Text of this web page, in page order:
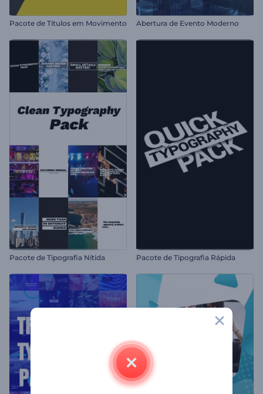
Pacote de Títulos em Movimento Abertura de Evento Moderno
Pacote de Tipografia Nítida Pacote de Tipografia Rápida